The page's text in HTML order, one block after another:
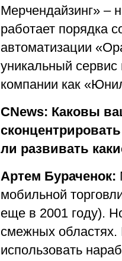
Мерчендайзинг» –
работает порядка
автоматизации
уникальный сервис
компании как
CNews: Каковы
ли развивать
Артем Бураченок:
мобильной
еще в 2001 году).
смежных
использовать